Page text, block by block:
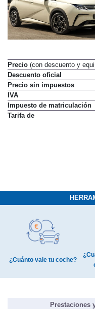
Precio (con descuento y
Descuento oficial
Precio sin impuestos
IVA
Impuesto de matriculación
Tarifa de
¿Cuánto vale tu coche?
Prestaciones